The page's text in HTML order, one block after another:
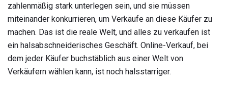
zahlenmäßig stark unterlegen sein, und sie müssen
miteinander konkurrieren, um Verkäufe an diese Käufer zu
machen. Das ist die reale Welt, und alles zu verkaufen ist
ein halsabschneiderisches Geschäft. Online-Verkauf, bei
dem jeder Käufer buchstäblich aus einer Welt von
Verkäufern wählen kann, ist noch halsstarriger.